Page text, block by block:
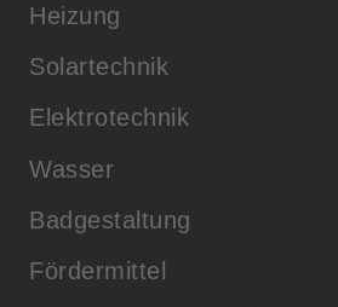
Heizung
Solartechnik
Elektrotechnik
Wasser
Badgestaltung
Fördermittel